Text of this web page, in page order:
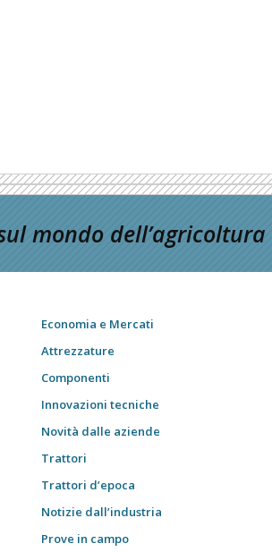
mondo dell’agricoltura
Economia e Mercati
Attrezzature
Componenti
Innovazioni tecniche
Novità dalle aziende
Trattori
Trattori d’epoca
Notizie dall’industria
Prove in campo